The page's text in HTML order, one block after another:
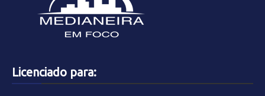
Licenciado para: